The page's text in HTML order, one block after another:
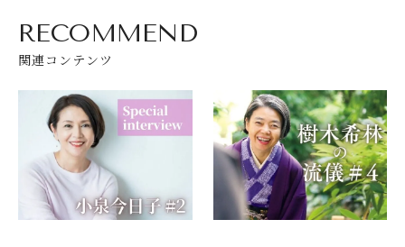
RECOMMEND
関連コンテンツ